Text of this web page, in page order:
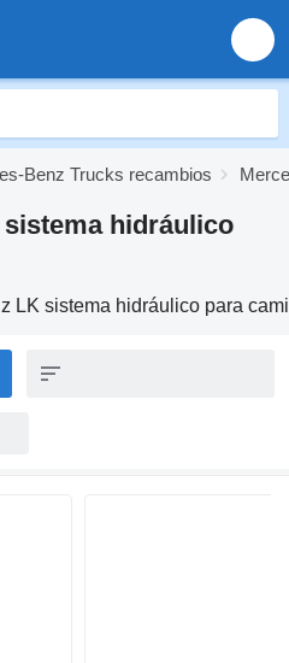
Benz Trucks recambios
hidráulico
LK sistema hidráulico para